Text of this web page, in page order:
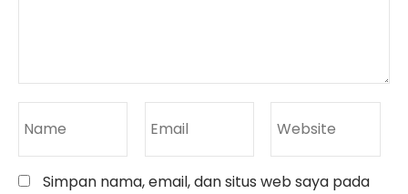
Simpan nama, email, dan situs web saya pada